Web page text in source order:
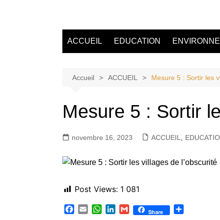
ACCUEIL EDUCATION
Accueil ACCUEIL Mesure 5 : Sortir les
Mesure 5 : Sortir
novembre 16, 2023 ACCUEIL
Post Views: 1 081
W
G
Share